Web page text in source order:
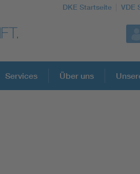
DKE Startseite VDE
im Kontext der
Services Über uns